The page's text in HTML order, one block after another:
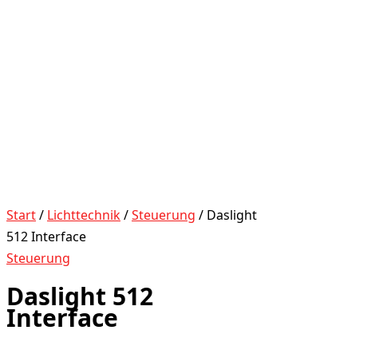
Start/ Lichttechnik/Steuerung / Daslight
512 Interface
Steuerung
Daslight 512
Interface